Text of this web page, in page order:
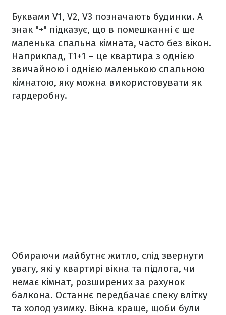
Буквами V1, V2, V3 позначають будинки. А
знак "+" підказує, що в помешканні є ще
маленька спальна кімната, часто без вікон.
Наприклад, T1+1 – це квартира з однією
звичайною і однією маленькою спальною
кімнатою, яку можна використовувати як
гардеробну.
Обираючи майбутнє житло, слід звернути
увагу, які у квартирі вікна та підлога, чи
немає кімнат, розширених за рахунок
балкона. Останнє передбачає спеку влітку
та холод узимку. Вікна краще, щоби були